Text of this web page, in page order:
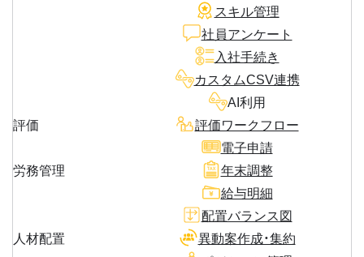
スキル管理
社員アンケート
入社手続き
カスタムCSV連携
AI利用
評価
評価ワークフロー
労務管理
電子申請
年末調整
給与明細
人材配置
配置バランス図
異動案作成・集約